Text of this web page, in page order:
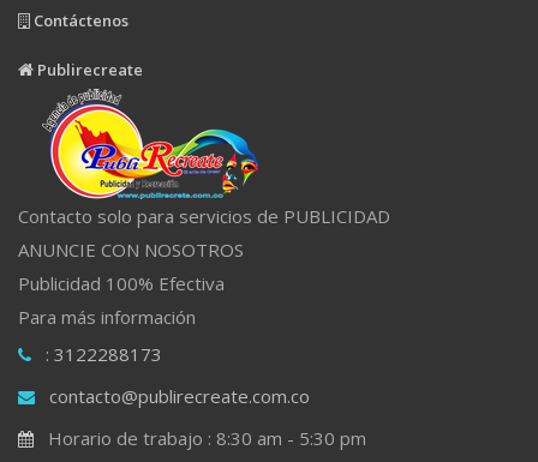
Contáctenos
Publirecreate
Contacto solo para servicios de PUBLICIDAD
ANUNCIE CON NOSOTROS
Publicidad 100% Efectiva
Para más información
: 3122288173
contacto@publirecreate.com.co
Horario de trabajo : 8:30 am - 5:30 pm